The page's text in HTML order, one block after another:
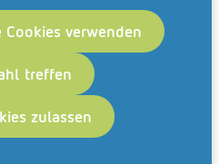
zulassen
treffen
verwenden
GoBD, Dirk-Peter Kuballa.
nicht nur breites Wissen,
fürs digitale Arbeiten.
bei unseren Webinar-